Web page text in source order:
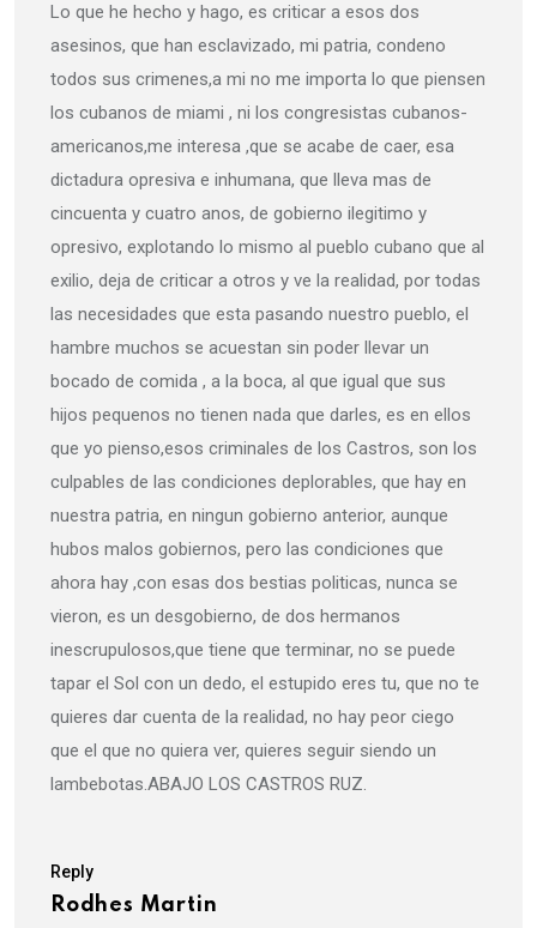
Lo que he hecho y hago, es criticar a esos dos
asesinos, que han esclavizado, mi patria, condeno
todos sus crimenes,a mi no me importa lo que piensen
los cubanos de miami , ni los congresistas cubanos-
americanos,me interesa ,que se acabe de caer, esa
dictadura opresiva e inhumana, que lleva mas de
cincuenta y cuatro anos, de gobierno ilegitimo y
opresivo, explotando lo mismo al pueblo cubano que al
exilio, deja de criticar a otros y ve la realidad, por todas
las necesidades que esta pasando nuestro pueblo, el
hambre muchos se acuestan sin poder llevar un
bocado de comida , a la boca, al que igual que sus
hijos pequenos no tienen nada que darles, es en ellos
que yo pienso,esos criminales de los Castros, son los
culpables de las condiciones deplorables, que hay en
nuestra patria, en ningun gobierno anterior, aunque
hubos malos gobiernos, pero las condiciones que
ahora hay ,con esas dos bestias politicas, nunca se
vieron, es un desgobierno, de dos hermanos
inescrupulosos,que tiene que terminar, no se puede
tapar el Sol con un dedo, el estupido eres tu, que no te
quieres dar cuenta de la realidad, no hay peor ciego
que el que no quiera ver, quieres seguir siendo un
lambebotas.ABAJO LOS CASTROS RUZ.
Reply
Rodhes Martin